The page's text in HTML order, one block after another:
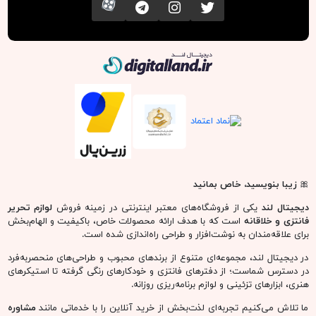
تویتر اینستاگرامکانال تلگرام
آپارات
🎀زیبا بنویسید، خاص بمانید
دیجیتال لند یکی از فروشگاه‌های معتبر اینترنتی در زمینه فروش لوازم تحریر
فانتزی و خلاقانه است که با هدف ارائه محصولات خاص، باکیفیت و الهام‌بخش
برای علاقه‌مندان به نوشت‌افزار و طراحی راه‌اندازی شده است.
در دیجیتال لند، مجموعه‌ای متنوع از برندهای محبوب و طراحی‌های منحصربه‌فرد
در دسترس شماست؛ از دفترهای فانتزی و خودکارهای رنگی گرفته تا استیکرهای
هنری، ابزارهای تزئینی و لوازم برنامه‌ریزی روزانه.
ما تلاش می‌کنیم تجربه‌ای لذت‌بخش از خرید آنلاین را با خدماتی مانندمشاوره